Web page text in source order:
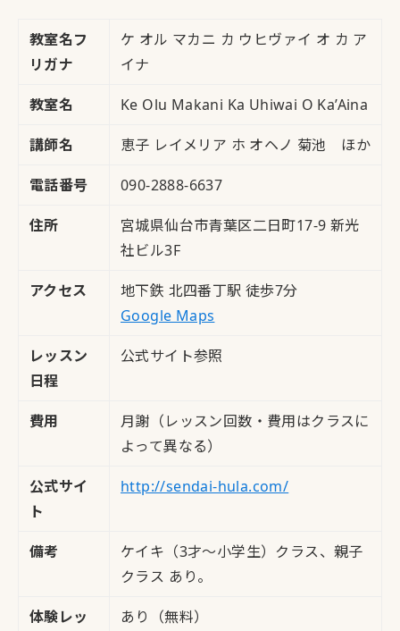
教室名フ
リガナ
ケ オル マカニ カ ウヒヴァイ オ カ ア
イナ
教室名 Ke Olu Makani Ka Uhiwai O Ka’Aina
講師名 恵子 レイメリア ホ オヘノ 菊池 ほか
電話番号 090-2888-6637
住所
宮城県仙台市青葉区二日町17-9 新光
社ビル3F
アクセス
地下鉄 北四番丁駅 徒歩7分
Google Maps
レッスン
日程
公式サイト参照
費用
月謝（レッスン回数・費用はクラスに
よって異なる）
公式サイ
ト
http://sendai-hula.com/
備考
ケイキ（3才～小学生）クラス、親子
クラス あり。
体験レッ
あり（無料）